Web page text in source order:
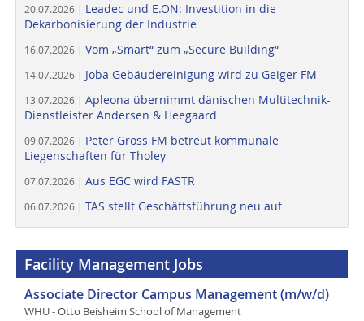
20.07.2026 | Leadec und E.ON: Investition in die
Dekarbonisierung der Industrie
16.07.2026 | Vom „Smart“ zum „Secure Building“
14.07.2026 | Joba Gebäudereinigung wird zu Geiger FM
13.07.2026 | Apleona übernimmt dänischen Multitechnik-
Dienstleister Andersen & Heegaard
09.07.2026 | Peter Gross FM betreut kommunale
Liegenschaften für Tholey
07.07.2026 | Aus EGC wird FASTR
06.07.2026 | TAS stellt Geschäftsführung neu auf
Facility Management Jobs
Associate Director Campus Management (m/w/d)
WHU - Otto Beisheim School of Management